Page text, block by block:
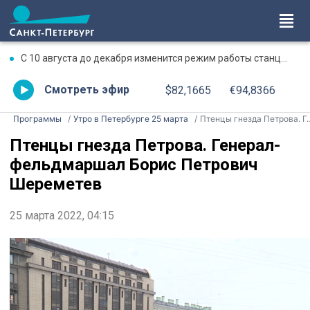
С 10 августа до декабря изменится режим работы станции метро «Чкаловская»
Смотреть эфир $82,1665 €94,8366
Программы Утро в Петербурге 25 марта Птенцы гнезда Петрова. Генерал-фельдмаршал Борис Петрович Шереметев
Птенцы гнезда Петрова. Генерал-
фельдмаршал Борис Петрович
Шереметев
25 марта 2022, 04:15